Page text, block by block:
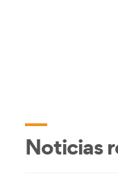
Noticias